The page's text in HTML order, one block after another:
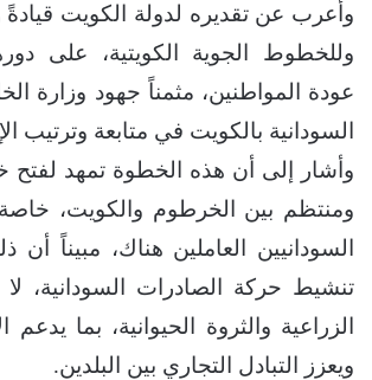
وأعرب عن تقديره لدولة الكويت
وللخطوط الجوية الكويتية، على
عودة المواطنين، مثمناً جهود وزارة
السودانية بالكويت في متابعة وترتيب
وأشار إلى أن هذه الخطوة تمهد
ومنتظم بين الخرطوم والكويت، خاصة
السودانيين العاملين هناك، مبيناً
تنشيط حركة الصادرات السودانية،
الزراعية والثروة الحيوانية، بما يدعم
ويعزز التبادل التجاري بين البلدين.